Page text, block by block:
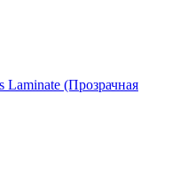
(Прозрачная